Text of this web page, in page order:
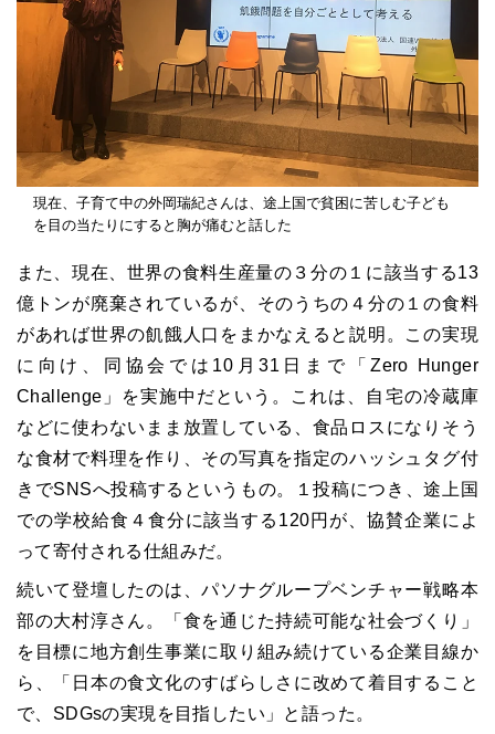
現在、子育て中の外岡瑞紀さんは、途上国で貧困に苦しむ子ども
を目の当たりにすると胸が痛むと話した
また、現在、世界の食料生産量の３分の１に該当する13
億トンが廃棄されているが、そのうちの４分の１の食料
があれば世界の飢餓人口をまかなえると説明。この実現
に向け、同協会では10月31日まで「Zero Hunger
Challenge」を実施中だという。これは、自宅の冷蔵庫
などに使わないまま放置している、食品ロスになりそう
な食材で料理を作り、その写真を指定のハッシュタグ付
きでSNSへ投稿するというもの。１投稿につき、途上国
での学校給食４食分に該当する120円が、協賛企業によ
って寄付される仕組みだ。
続いて登壇したのは、パソナグループベンチャー戦略本
部の大村淳さん。「食を通じた持続可能な社会づくり」
を目標に地方創生事業に取り組み続けている企業目線か
ら、「日本の食文化のすばらしさに改めて着目すること
で、SDGsの実現を目指したい」と語った。